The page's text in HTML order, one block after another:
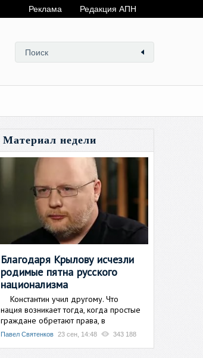
Реклама Редакция АПН
Материал недели
Благодаря Крылову исчезли
родимые пятна русского
национализма
Константин учил другому. Что
нация возникает тогда, когда простые
граждане обретают права, в
Павел Святенков 23 сен, 14:48 343 188